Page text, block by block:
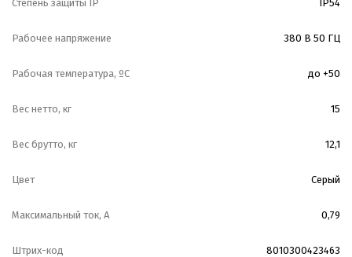
Степень защиты IP IP54
Рабочее напряжение 380 В 50 ГЦ
Рабочая температура, ºС до +50
Вес нетто, кг 15
Вес брутто, кг 12,1
Цвет Серый
Максимальный ток, А 0,79
Штрих-код 8010300423463